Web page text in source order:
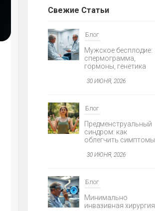
Свежие Статьи
Блог
Мужское бесплодие:
спермограмма,
гормоны, генетика
30 ИЮНЯ, 2026
Блог
Предменструальный
синдром: как
облегчить симптомы
30 ИЮНЯ, 2026
Блог
Минимально
инвазивная хирургия